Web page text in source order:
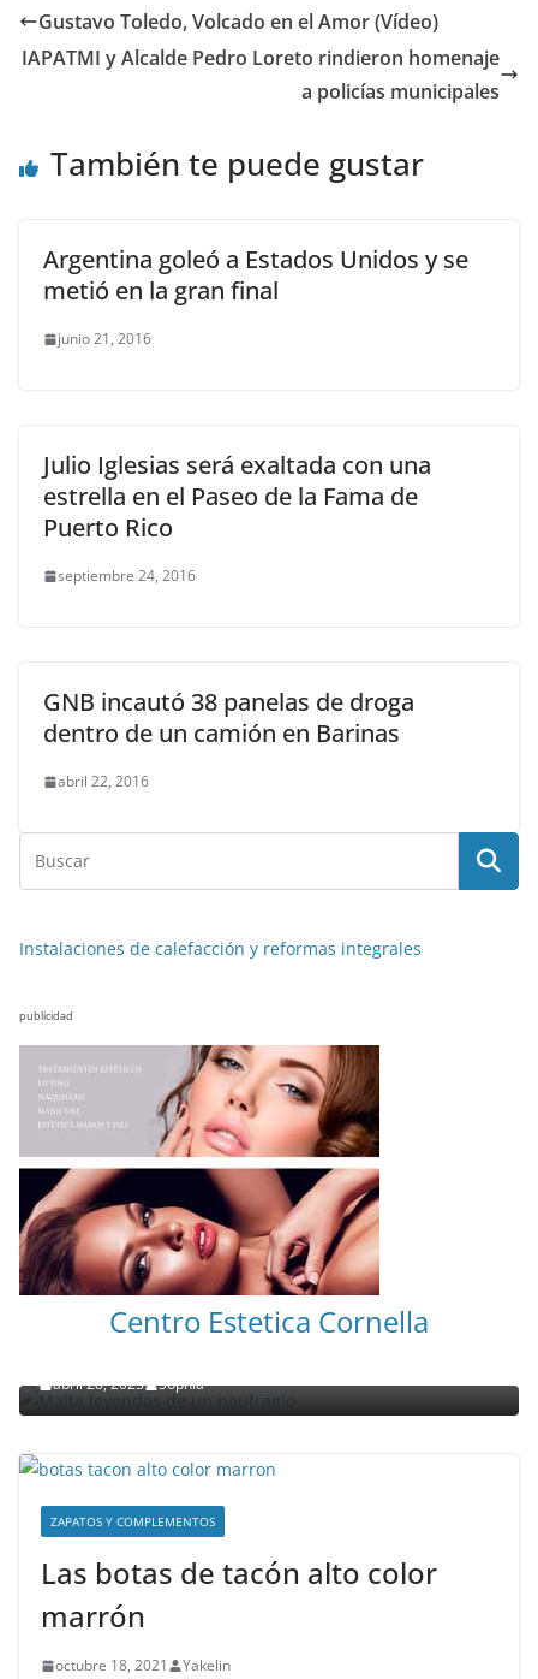
Gustavo Toledo, Volcado en el Amor (Vídeo)
IAPATMI y Alcalde Pedro Loreto rindieron homenaje
a policías municipales
También te puede gustar
Argentina goleó a Estados Unidos y se
metió en la gran final
junio 21, 2016
Julio Iglesias será exaltada con una
estrella en el Paseo de la Fama de
Puerto Rico
septiembre 24, 2016
GNB incautó 38 panelas de droga
dentro de un camión en Barinas
abril 22, 2016
Instalaciones de calefacción y reformas integrales
publicidad
Centro Estetica Cornella
abril 28, 2023 Sophia
ZAPATOS Y COMPLEMENTOS
Las botas de tacón alto color
marrón
octubre 18, 2021 Yakelin